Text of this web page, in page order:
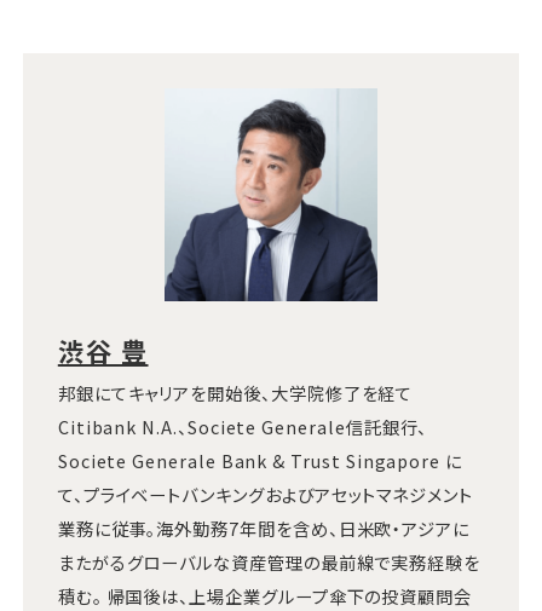
渋谷 豊
邦銀にてキャリアを開始後、大学院修了を経て
Citibank N.A.、Societe Generale信託銀行、
Societe Generale Bank & Trust Singapore に
て、プライベートバンキングおよびアセットマネジメント
業務に従事。海外勤務7年間を含め、日米欧・アジアに
またがるグローバルな資産管理の最前線で実務経験を
積む。 帰国後は、上場企業グループ傘下の投資顧問会